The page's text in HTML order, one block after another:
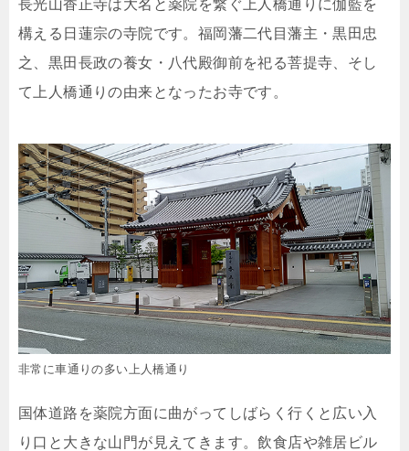
長光山香正寺は大名と薬院を繋ぐ上人橋通りに伽藍を
構える日蓮宗の寺院です。福岡藩二代目藩主・黒田忠
之、黒田長政の養女・八代殿御前を祀る菩提寺、そし
て上人橋通りの由来となったお寺です。
非常に車通りの多い上人橋通り
国体道路を薬院方面に曲がってしばらく行くと広い入
り口と大きな山門が見えてきます。飲食店や雑居ビル